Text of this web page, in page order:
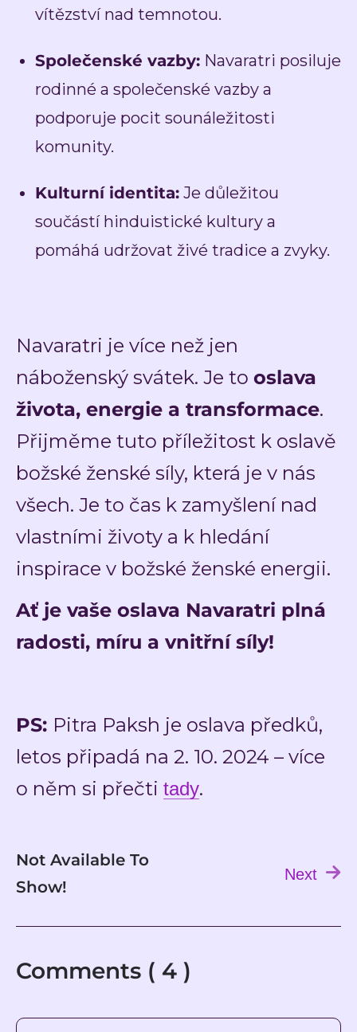
vítězství nad temnotou.
Společenské vazby: Navaratri posiluje
rodinné a společenské vazby a
podporuje pocit sounáležitosti
komunity.
Kulturní identita: Je důležitou
součástí hinduistické kultury a
pomáhá udržovat živé tradice a zvyky.
Navaratri je více než jen
náboženský svátek. Je to oslava
života, energie a transformace.
Přijměme tuto příležitost k oslavě
božské ženské síly, která je v nás
všech. Je to čas k zamyšlení nad
vlastními životy a k hledání
inspirace v božské ženské energii.
Ať je vaše oslava Navaratri plná
radosti, míru a vnitřní síly!
PS: Pitra Paksh je oslava předků,
letos připadá na 2. 10. 2024 – více
o něm si přečti tady.
Not Available To
Show!
Next
Comments ( 4 )